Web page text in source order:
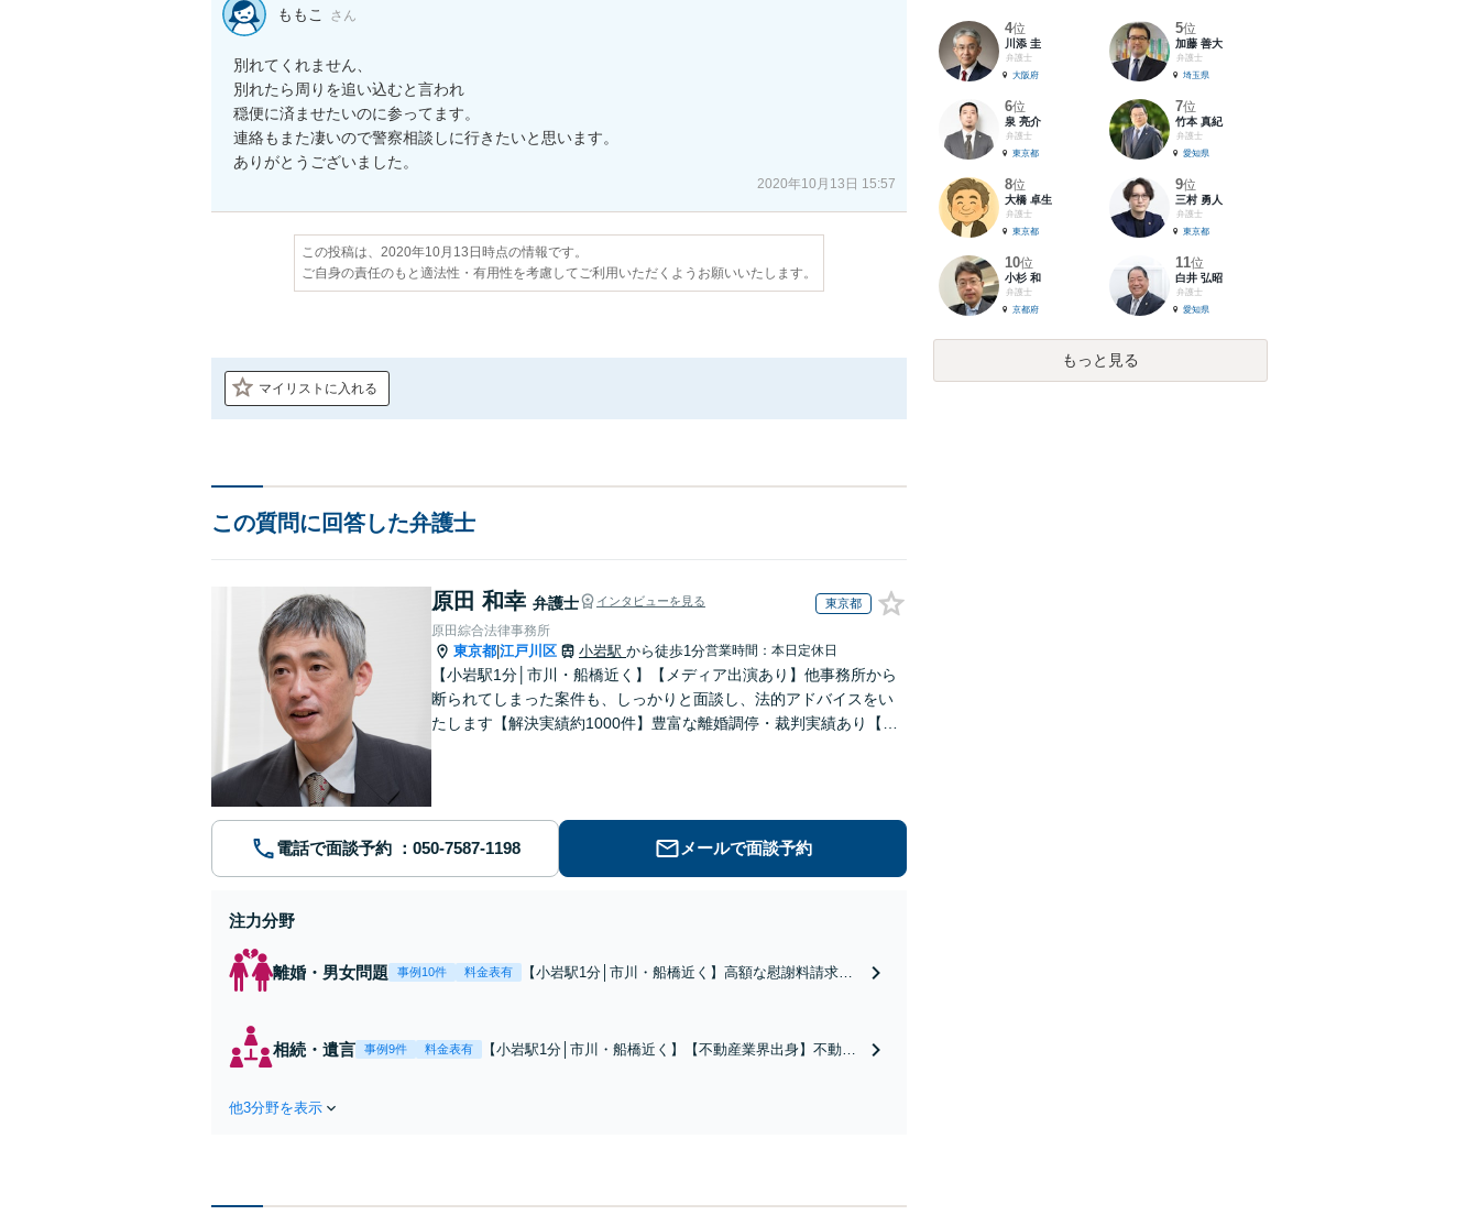
ももこ さん
別れてくれません、
別れたら周りを追い込むと言われ
穏便に済ませたいのに参ってます。
連絡もまた凄いので警察相談しに行きたいと思います。
ありがとうございました。
2020年10月13日 15:57
この投稿は、2020年10月13日時点の情報です。
ご自身の責任のもと適法性・有用性を考慮してご利用いただくようお願いいたします。
マイリストに入れる
この質問に回答した弁護士
原田 和幸 弁護士 インタビューを見る 東京都
原田綜合法律事務所
東京都 江戸川区 小岩駅 から徒歩1分営業時間：本日定休日
【小岩駅1分│市川・船橋近く】【メディア出演あり】他事務所から
断られてしまった案件も、しっかりと面談し、法的アドバイスをい
たします【解決実績約1000件】豊富な離婚調停・裁判実績あり【不
電話で面談予約 メールで面談予約
注力分野
離婚・男女問題 事例10件 料金表有
【小岩駅1分│市川・船橋近く】高額な慰謝料請求の
家の財産分与に対応！離婚に関するお悩みは、お気
軽にご相談ください【メディア出演】【早朝・夜間
相続・遺言 事例9件 料金表有
【小岩駅1分│市川・船橋近く】【不動産業界出身】不動産
他3分野を表示
4位
川添 圭
弁護士
大阪府
5位
加藤 善大
弁護士
埼玉県
6位
泉 亮介
弁護士
東京都
7位
竹本 真紀
弁護士
愛知県
8位
大橋 卓生
弁護士
東京都
9位
三村 勇人
弁護士
東京都
10位
小杉 和
弁護士
京都府
11位
白井 弘昭
弁護士
愛知県
もっと見る